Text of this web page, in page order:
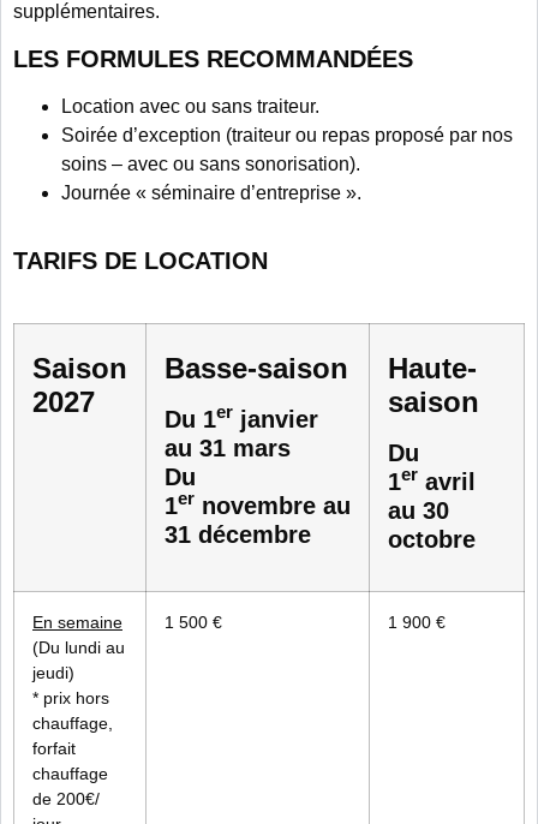
supplémentaires.
LES FORMULES RECOMMANDÉES
Location avec ou sans traiteur.
Soirée d’exception (traiteur ou repas proposé par nos
soins – avec ou sans sonorisation).
Journée « séminaire d’entreprise ».
TARIFS DE LOCATION
Saison
2027
Basse-saison
Du 1er janvier
au 31 mars
Du
1er novembre au
31 décembre
Haute-
saison
Du
1er avril
au 30
octobre
En semaine
(Du lundi au
jeudi)
* prix hors
chauffage,
forfait
chauffage
de 200€/
1 500 € 1 900 €